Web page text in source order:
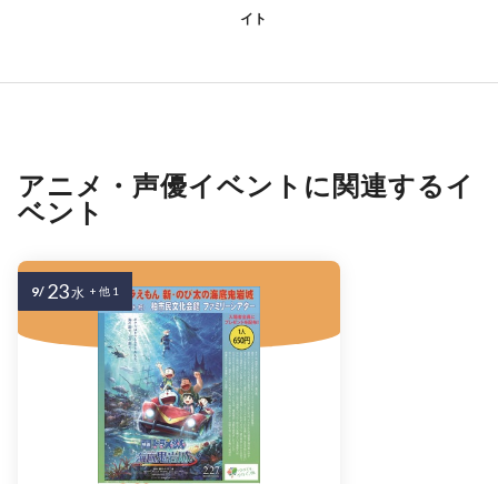
イト
アニメ・声優イベントに関連するイ
ベント
9/ 23水 + 他 1